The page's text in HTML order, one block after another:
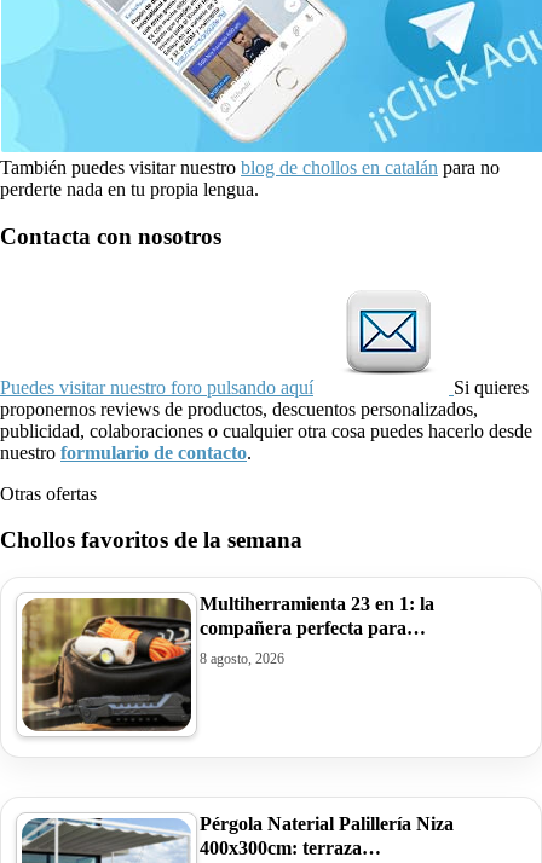
También puedes visitar nuestro blog de chollos en catalán para no
perderte nada en tu propia lengua.
Contacta con nosotros
Puedes visitar nuestro foro pulsando aquí
Si quieres
proponernos reviews de productos, descuentos personalizados,
publicidad, colaboraciones o cualquier otra cosa puedes hacerlo desde
nuestro formulario de contacto.
Otras ofertas
Chollos favoritos de la semana
Multiherramienta 23 en 1: la
compañera perfecta para…
8 agosto, 2026
Pérgola Naterial Palillería Niza
400x300cm: terraza…